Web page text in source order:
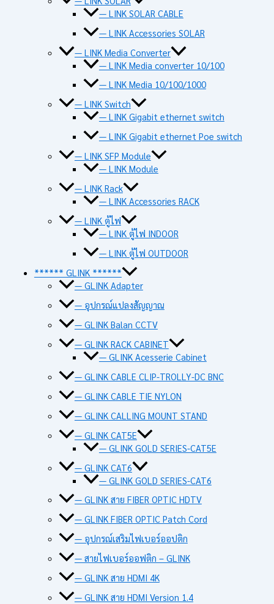
— LINK SOLAR CABLE
— LINK Accessories SOLAR
— LINK Media Converter
— LINK Media converter 10/100
— LINK Media 10/100/1000
— LINK Switch
— LINK Gigabit ethernet switch
— LINK Gigabit ethernet Poe switch
— LINK SFP Module
— LINK Module
— LINK Rack
— LINK Accessories RACK
— LINK ตู้ไฟ
— LINK ตู้ไฟ INDOOR
— LINK ตู้ไฟ OUTDOOR
****** GLINK ******
— GLINK Adapter
— อุปกรณ์แปลงสัญญาณ
— GLINK Balan CCTV
— GLINK RACK CABINET
— GLINK Acesserie Cabinet
— GLINK CABLE CLIP-TROLLY-DC BNC
— GLINK CABLE TIE NYLON
— GLINK CALLING MOUNT STAND
— GLINK CAT5E
— GLINK GOLD SERIES-CAT5E
— GLINK CAT6
— GLINK GOLD SERIES-CAT6
— GLINK สาย FIBER OPTIC HDTV
— GLINK FIBER OPTIC Patch Cord
— อุปกรณ์เสริมไฟเบอร์ออปติก
— สายไฟเบอร์ออฟติก – GLINK
— GLINK สาย HDMI 4K
— GLINK สาย HDMI Version 1.4